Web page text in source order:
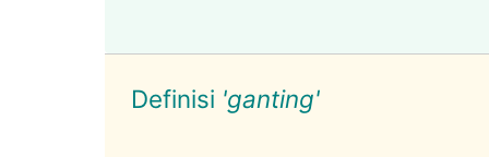
Definisi 'ganting'